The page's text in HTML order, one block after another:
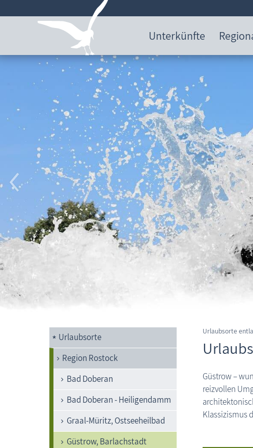
Unterkünfte
Urlaubsorte
Region Rostock
Bad Doberan
Bad Doberan - Heiligendamm
Graal-Müritz, Ostseeheilbad
Güstrow, Barlachstadt
Urlaubsorte
Güstrow –
reizvollen
Klassizismus